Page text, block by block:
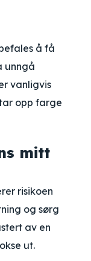
å få
unngå
vanligvis
opp farge
mitt
risikoen
og sørg
av en
ut.